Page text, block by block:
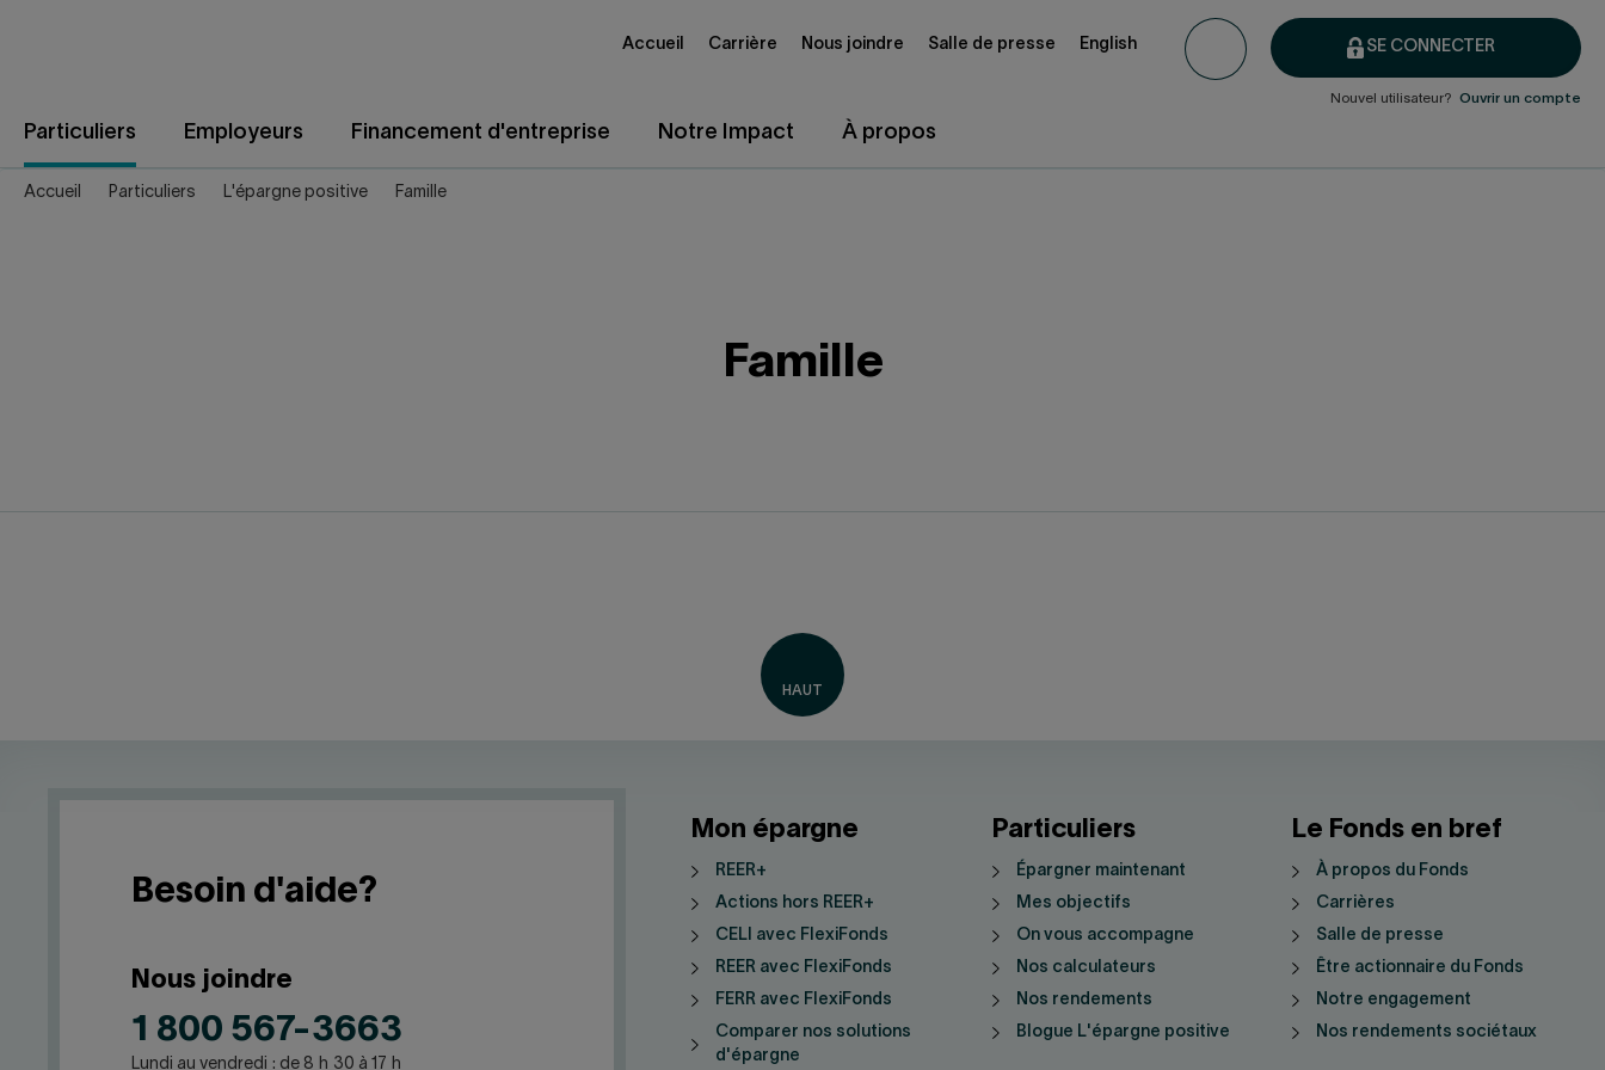
SE CONNECTER
Particuliers Employeurs Financement d'entreprise Notre Impact À propos
Nouvel utilisateur? Ouvrir un compte
Accueil Carrière Nous joindre Salle de presse English
Accueil Particuliers L'épargne positive Famille
Famille
Besoin d'aide?
Nous joindre
1 800 567-3663
Lundi au vendredi : de 8 h 30 à 17 h
Mon épargne
REER+
Actions hors REER+
CELI avec FlexiFonds
REER avec FlexiFonds
FERR avec FlexiFonds
Comparer nos solutions
d'épargne
Particuliers
Épargner maintenant
Mes objectifs
On vous accompagne
Nos calculateurs
Nos rendements
Blogue L'épargne positive
Le Fonds en bref
À propos du Fonds
Carrières
Salle de presse
Être actionnaire du Fonds
Notre engagement
Nos rendements sociétaux